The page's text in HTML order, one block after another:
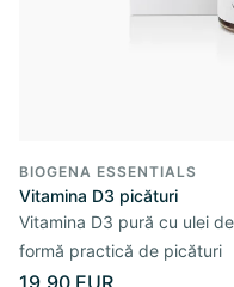
BIOGENA ESSENTIALS
Vitamina D3 picături
Vitamina D3 pură cu ulei
formă practică de picături
19,90 EUR